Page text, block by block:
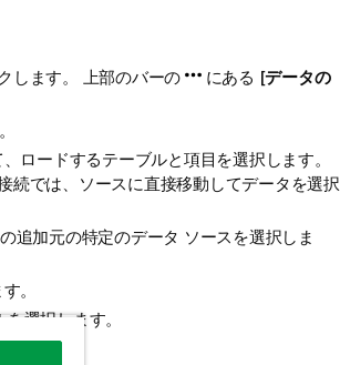
します。 上部のバーの にある [データの
ロードするテーブルと項目を選択します。
では、ソースに直接移動してデータを選択
追加元の特定のデータ ソースを選択しま
。
選択します。
します。